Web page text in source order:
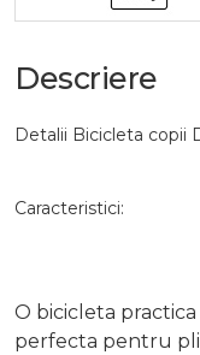
Descriere
Detalii Bicicleta copii
Caracteristici:
O bicicleta
perfecta pentru